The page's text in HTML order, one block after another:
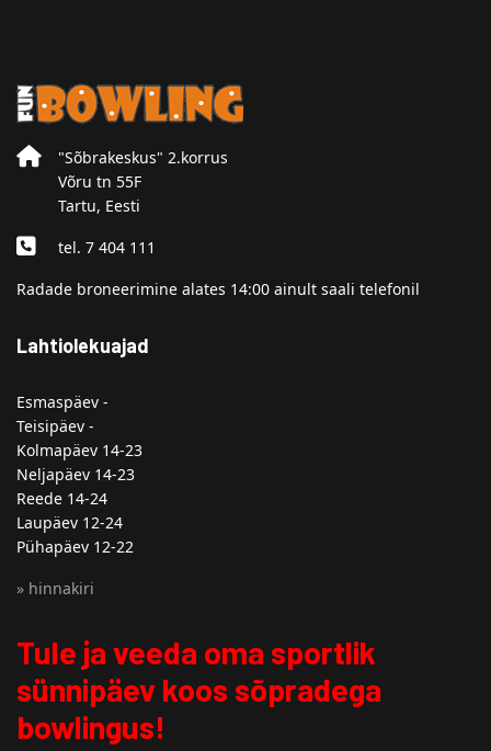
"Sõbrakeskus" 2.korrus
Võru tn 55F
Tartu, Eesti
tel. 7 404 111
Radade broneerimine alates 14:00 ainult saali telefonil
Lahtiolekuajad
Esmaspäev -
Teisipäev -
Kolmapäev 14-23
Neljapäev 14-23
Reede 14-24
Laupäev 12-24
Pühapäev 12-22
» hinnakiri
Tule ja veeda oma sportlik
sünnipäev koos sõpradega
bowlingus!